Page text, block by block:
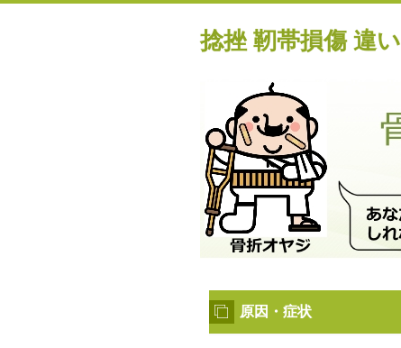
捻挫 靭帯損傷 違い
原因・症状